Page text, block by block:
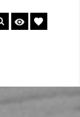
 favorite